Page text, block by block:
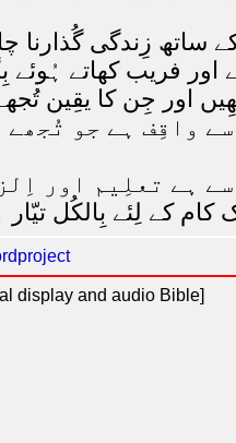
ساتھ زِندگی
اور فریب کھاتے ہُوئے
اور جِن کا یقِین
واقِف ہے جو
ہے تعلِیم اور
کے لِئے بِالکُل تیّار
display and audio Bible]